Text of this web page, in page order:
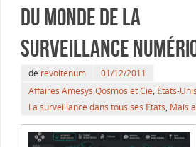
du monde de la
surveillance
de revoltenum
01/12/2011
Affaires Amesys Qosmos et Cie États-Unis
La surveillance dans tous ses États Mais